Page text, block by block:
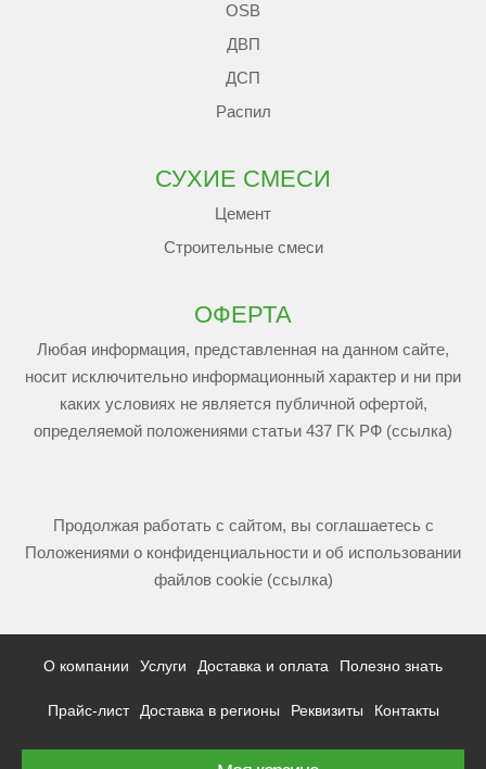
OSB
ДВП
ДСП
Распил
СУХИЕ СМЕСИ
Цемент
Строительные смеси
ОФЕРТА
Любая информация, представленная на данном сайте,
носит исключительно информационный характер и ни при
каких условиях не является публичной офертой,
определяемой положениями статьи 437 ГК РФ (ссылка)
Продолжая работать с сайтом, вы соглашаетесь с
Положениями о конфиденциальности и об использовании
файлов cookie (ссылка)
О компании Услуги Доставка и оплата Полезно знать
Прайс-лист Доставка в регионы Реквизиты Контакты